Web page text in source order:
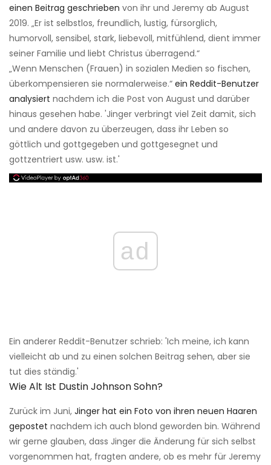
einen Beitrag geschrieben von ihr und Jeremy ab August
2019. „Er ist selbstlos, freundlich, lustig, fürsorglich,
humorvoll, sensibel, stark, liebevoll, mitfühlend, dient immer
seiner Familie und liebt Christus überragend.“
„Wenn Menschen (Frauen) in sozialen Medien so fischen,
überkompensieren sie normalerweise.“ ein Reddit-Benutzer
analysiert nachdem ich die Post von August und darüber
hinaus gesehen habe. 'Jinger verbringt viel Zeit damit, sich
und andere davon zu überzeugen, dass ihr Leben so
göttlich und gottgegeben und gottgesegnet und
gottzentriert usw. usw. ist.'
ad
Ein anderer Reddit-Benutzer schrieb: 'Ich meine, ich kann
vielleicht ab und zu einen solchen Beitrag sehen, aber sie
tut dies ständig.'
Wie Alt Ist Dustin Johnson Sohn?
Zurück im Juni, Jinger hat ein Foto von ihren neuen Haaren
gepostet nachdem ich auch blond geworden bin. Während
wir gerne glauben, dass Jinger die Änderung für sich selbst
vorgenommen hat, fragten andere, ob es mehr für Jeremy